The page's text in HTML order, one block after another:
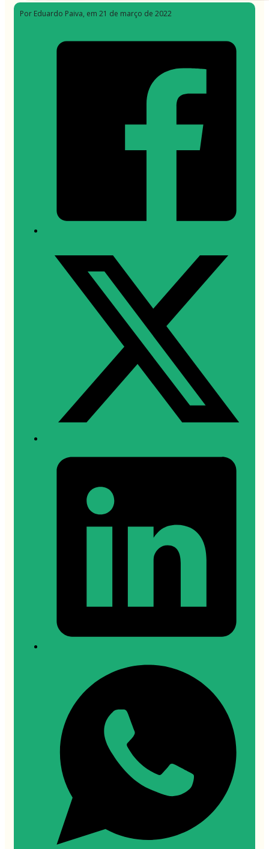
Por Eduardo Paiva, em 21 de março de 2022